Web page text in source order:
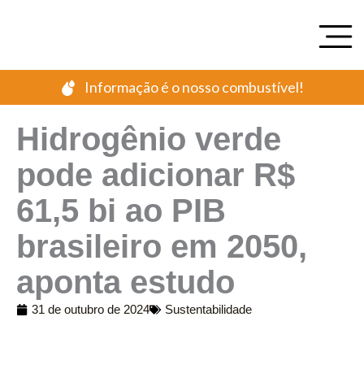
Informação é o nosso combustível!
Hidrogênio verde
pode adicionar R$
61,5 bi ao PIB
brasileiro em 2050,
aponta estudo
31 de outubro de 2024 Sustentabilidade